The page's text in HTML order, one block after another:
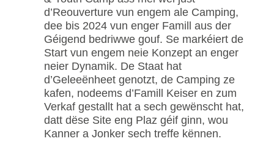
d’Reouverture vun engem ale Camping,
dee bis 2024 vun enger Famill aus der
Géigend bedriwwe gouf. Se markéiert de
Start vun engem neie Konzept an enger
neier Dynamik. De Staat hat
d’Geleeënheet genotzt, de Camping ze
kafen, nodeems d’Famill Keiser en zum
Verkaf gestallt hat a sech gewënscht hat,
datt dëse Site eng Plaz géif ginn, wou
Kanner a Jonker sech treffe kënnen.